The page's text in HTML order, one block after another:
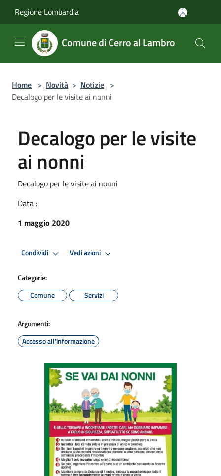
Regione Lombardia
Comune di Cerro al Lambro
Home > Novità > Notizie >
Decalogo per le visite ai nonni
Decalogo per le visite
ai nonni
Decalogo per le visite ai nonni
Data :
1 maggio 2020
Condividi Vedi azioni
Categorie:
Comune
Servizi
Argomenti:
Accesso all'informazione